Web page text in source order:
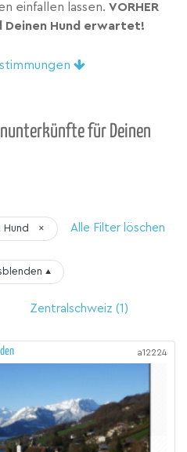
einfallen lassen. VORHER
Deinen Hund erwartet!
für Deinen
× Alle Filter löschen
▴
Zentralschweiz (1)
a12224